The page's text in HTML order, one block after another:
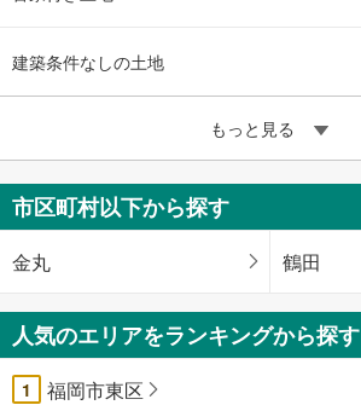
建築条件なしの土地
もっと見る
市区町村以下から探す
金丸 鶴田
人気のエリアをランキングから探す
1 福岡市東区